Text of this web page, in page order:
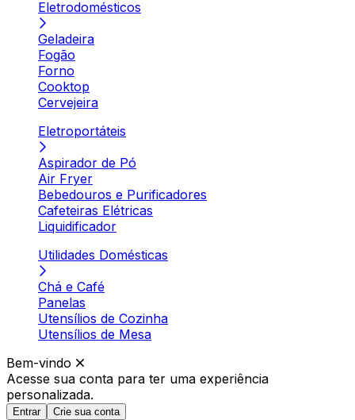
Eletrodomésticos
Geladeira
Fogão
Forno
Cooktop
Cervejeira
Eletroportáteis
Aspirador de Pó
Air Fryer
Bebedouros e Purificadores
Cafeteiras Elétricas
Liquidificador
Utilidades Domésticas
Chá e Café
Panelas
Utensílios de Cozinha
Utensílios de Mesa
Bem-vindo
Acesse sua conta para ter uma experiência
personalizada.
Entrar Crie sua conta